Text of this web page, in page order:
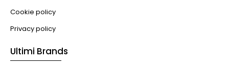
Cookie policy
Privacy policy
Ultimi Brands